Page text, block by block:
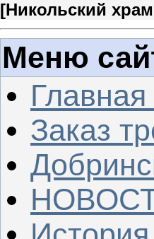
[Никольский
Меню
Заказ